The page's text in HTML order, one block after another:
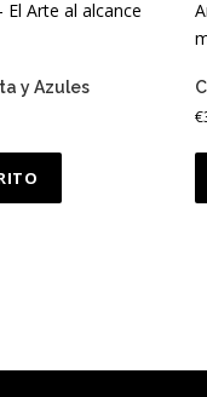
y Azules
€